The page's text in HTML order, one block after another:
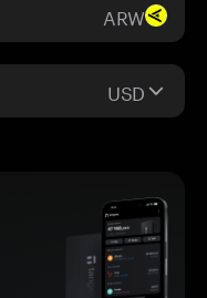
ARW
USD